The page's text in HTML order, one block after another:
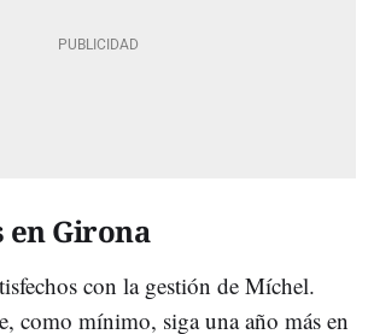
en Girona
con la gestión de Míchel.
como mínimo, siga una año más en